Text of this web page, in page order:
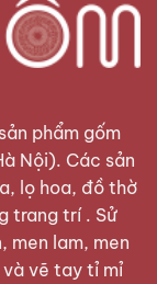
phẩm gốm
Nội). Các sản
lọ hoa, đồ thờ
trang trí . Sử
men lam, men
vẽ tay tỉ mỉ